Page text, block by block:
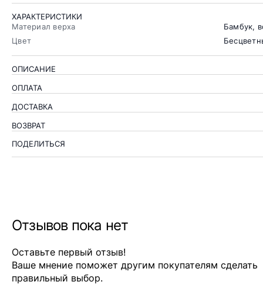
ХАРАКТЕРИСТИКИ
Материал верха
Бамбук,
Цвет
ОПИСАНИЕ
ОПЛАТА
ДОСТАВКА
ВОЗВРАТ
ПОДЕЛИТЬСЯ
Отзывов пока нет
Оставьте первый отзыв!
Ваше мнение поможет другим покупателям сделать
правильный выбор.